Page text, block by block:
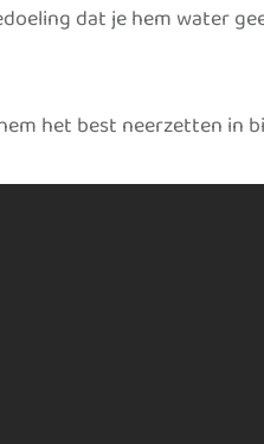
dat je hem water
het best neerzetten in